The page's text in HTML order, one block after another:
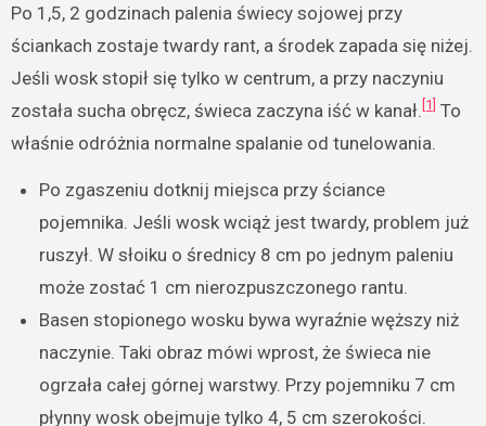
Po 1,5, 2 godzinach palenia świecy sojowej przy
ściankach zostaje twardy rant, a środek zapada się niżej.
Jeśli wosk stopił się tylko w centrum, a przy naczyniu
została sucha obręcz, świeca zaczyna iść w kanał. [1] To
właśnie odróżnia normalne spalanie od tunelowania.
Po zgaszeniu dotknij miejsca przy ściance
pojemnika. Jeśli wosk wciąż jest twardy, problem już
ruszył. W słoiku o średnicy 8 cm po jednym paleniu
może zostać 1 cm nierozpuszczonego rantu.
Basen stopionego wosku bywa wyraźnie węższy niż
naczynie. Taki obraz mówi wprost, że świeca nie
ogrzała całej górnej warstwy. Przy pojemniku 7 cm
płynny wosk obejmuje tylko 4, 5 cm szerokości.